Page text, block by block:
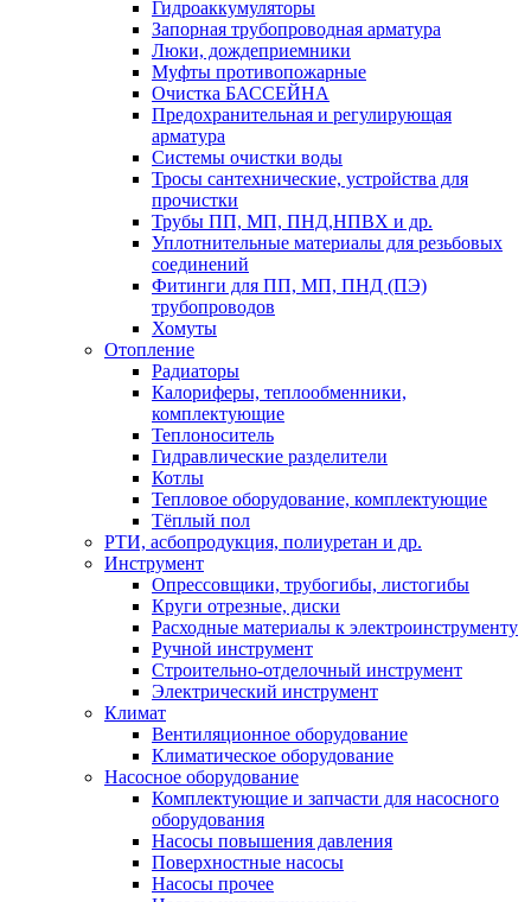
Гидроаккумуляторы
Запорная трубопроводная арматура
Люки, дождеприемники
Муфты противопожарные
Очистка БАССЕЙНА
Предохранительная и регулирующая
арматура
Системы очистки воды
Тросы сантехнические, устройства для
прочистки
Трубы ПП, МП, ПНД,НПВХ и др.
Уплотнительные материалы для резьбовых
соединений
Фитинги для ПП, МП, ПНД (ПЭ)
трубопроводов
Хомуты
Отопление
Радиаторы
Калориферы, теплообменники,
комплектующие
Теплоноситель
Гидравлические разделители
Котлы
Тепловое оборудование, комплектующие
Тёплый пол
РТИ, асбопродукция, полиуретан и др.
Инструмент
Опрессовщики, трубогибы, листогибы
Круги отрезные, диски
Расходные материалы к электроинструменту
Ручной инструмент
Строительно-отделочный инструмент
Электрический инструмент
Климат
Вентиляционное оборудование
Климатическое оборудование
Насосное оборудование
Комплектующие и запчасти для насосного
оборудования
Насосы повышения давления
Поверхностные насосы
Насосы прочее